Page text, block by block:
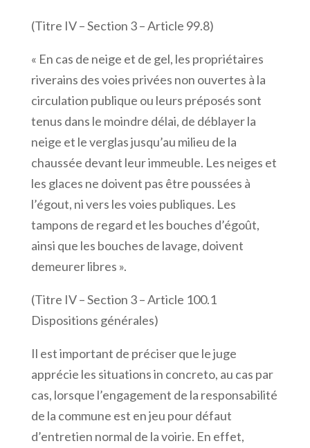
(Titre IV – Section 3 – Article 99.8)
« En cas de neige et de gel, les propriétaires
riverains des voies privées non ouvertes à la
circulation publique ou leurs préposés sont
tenus dans le moindre délai, de déblayer la
neige et le verglas jusqu’au milieu de la
chaussée devant leur immeuble. Les neiges et
les glaces ne doivent pas être poussées à
l’égout, ni vers les voies publiques. Les
tampons de regard et les bouches d’égoût,
ainsi que les bouches de lavage, doivent
demeurer libres ».
(Titre IV – Section 3 – Article 100.1
Dispositions générales)
Il est important de préciser que le juge
apprécie les situations in concreto, au cas par
cas, lorsque l’engagement de la responsabilité
de la commune est en jeu pour défaut
d’entretien normal de la voirie. En effet,